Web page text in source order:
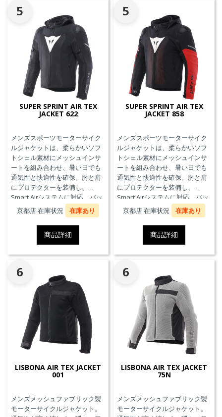
5
SUPER SPRINT AIR TEX
JACKET 622
メンズスポーツモーターサイク
ルジャケットは、柔らかいソフ
トシェル素材にメッシュインサ
ートを組み合わせ、暑い日でも
通気性と快適性を確保。肘と肩
にプロテクターを装備し、
Smart Airシステムに対応。バッ
クプロテクターおよびチェスト
プロテクターにも対応していま
京都店 在庫状況 在庫あり
商品詳細
5
SUPER SPRINT AIR TEX
JACKET 858
メンズスポーツモーターサイク
ルジャケットは、柔らかいソフ
トシェル素材にメッシュインサ
ートを組み合わせ、暑い日でも
通気性と快適性を確保。肘と肩
にプロテクターを装備し、
Smart Airシステムに対応。バッ
クプロテクターおよびチェスト
プロテクターにも対応していま
京都店 在庫状況 在庫あり
商品詳細
6
LISBONA AIR TEX JACKET
001
メンズメッシュファブリック製
モーターサイクルジャケット。
6
LISBONA AIR TEX JACKET
75N
メンズメッシュファブリック製
モーターサイクルジャケット。